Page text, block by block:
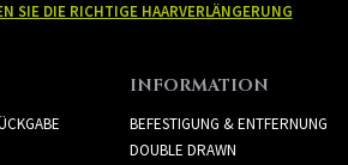
SIE DIE RICHTIGE HAARVERLÄNGERUNG
INFORMATION
BEFESTIGUNG & ENTFERNUNG
DOUBLE DRAWN